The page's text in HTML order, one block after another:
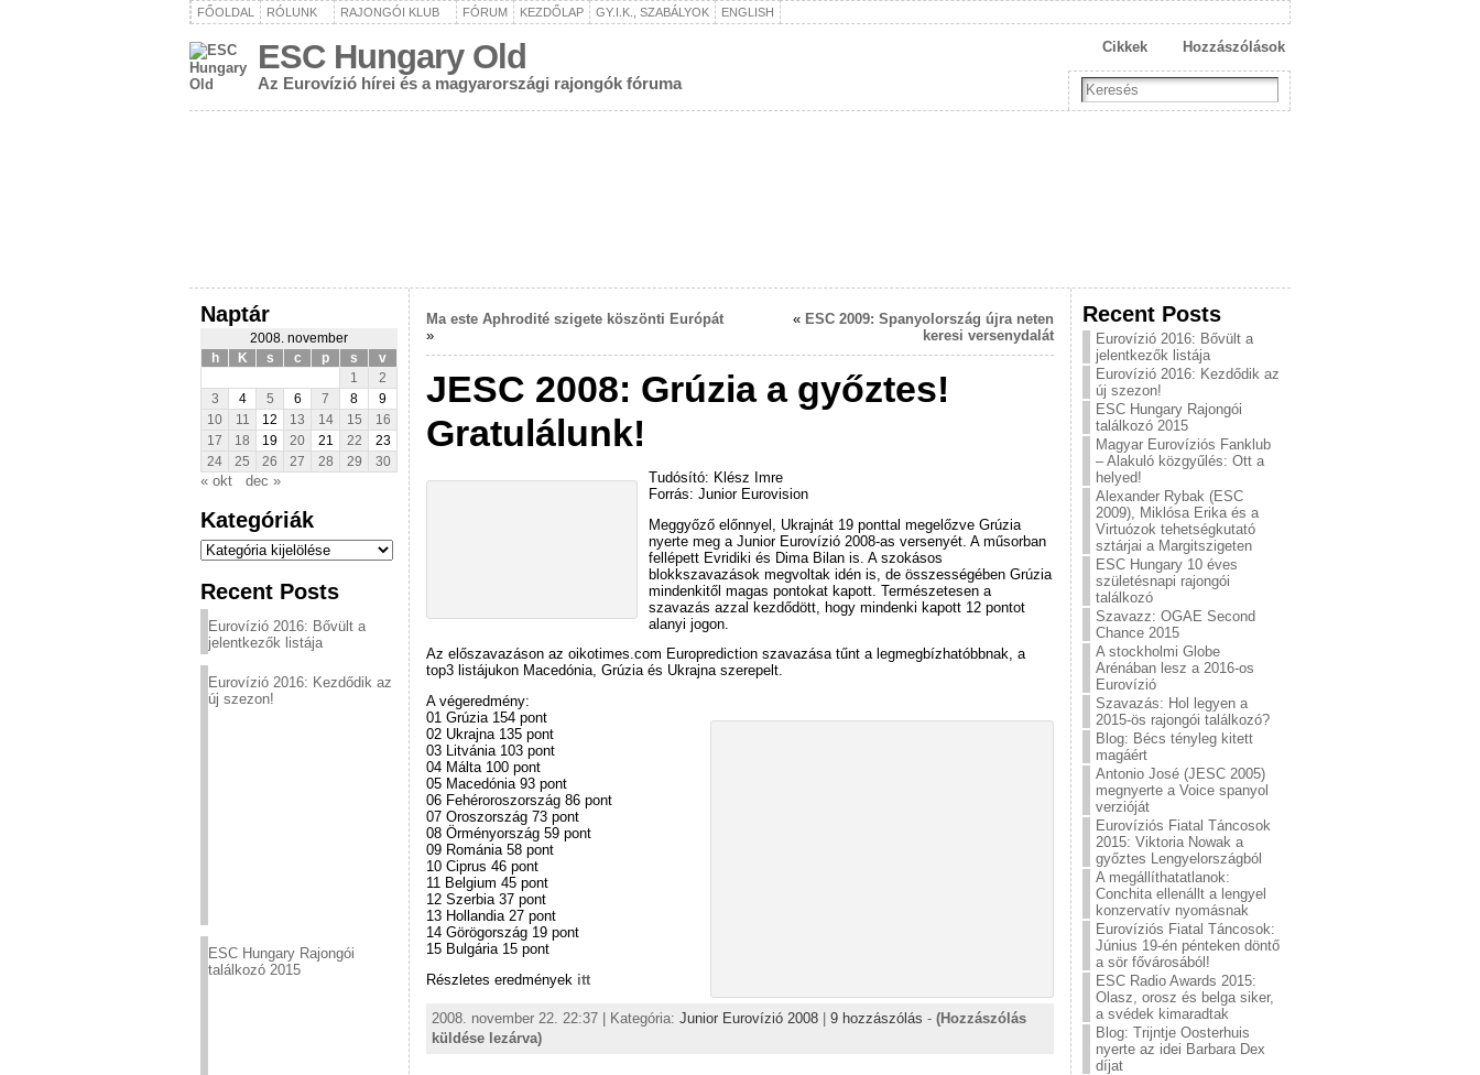
FŐOLDAL RÓLUNK RAJONGÓI KLUB FÓRUM KEZDŐLAP GY.I.K., SZABÁLYOK ENGLISH
ESC Hungary Old
Az Eurovízió hírei és a magyarországi rajongók fóruma
Hozzászólások
Cikkek
Naptár
2008. november
h
K s c p s
v
1
2
3
4 5 6 7 8
9
10
11 12 13 14 15
16
17
18 19 20 21 22
23
24
25 26 27 28 29 30
« okt dec »
Kategóriák
Kategóriák
Recent Posts
Eurovízió 2016: Bővült a
jelentkezők listája
Eurovízió 2016: Kezdődik az
új szezon!
ESC Hungary Rajongói
találkozó 2015
Ma este Aphrodité szigete köszönti Európát
»
« ESC 2009: Spanyolország újra neten
keresi versenydalát
JESC 2008: Grúzia a győztes!
Gratulálunk!
Tudósító: Klész Imre
Forrás: Junior Eurovision
Meggyőző előnnyel, Ukrajnát 19 ponttal megelőzve Grúzia
nyerte meg a Junior Eurovízió 2008-as versenyét. A műsorban
fellépett Evridiki és Dima Bilan is. A szokásos
blokkszavazások megvoltak idén is, de összességében Grúzia
mindenkitől magas pontokat kapott. Természetesen a
szavazás azzal kezdődött, hogy mindenki kapott 12 pontot
alanyi jogon.
Az előszavazáson az oikotimes.com Europrediction szavazása tűnt a legmegbízhatóbbnak, a
top3 listájukon Macedónia, Grúzia és Ukrajna szerepelt.
A végeredmény:
01 Grúzia 154 pont
02 Ukrajna 135 pont
03 Litvánia 103 pont
04 Málta 100 pont
05 Macedónia 93 pont
06 Fehéroroszország 86 pont
07 Oroszország 73 pont
08 Örményország 59 pont
09 Románia 58 pont
10 Ciprus 46 pont
11 Belgium 45 pont
12 Szerbia 37 pont
13 Hollandia 27 pont
14 Görögország 19 pont
15 Bulgária 15 pont
Részletes eredmények itt
2008. november 22. 22:37 | Kategória: Junior Eurovízió 2008 9 hozzászólás - (Hozzászólás
küldése lezárva)
Recent Posts
Eurovízió 2016: Bővült a
jelentkezők listája
Eurovízió 2016: Kezdődik az
új szezon!
ESC Hungary Rajongói
találkozó 2015
Magyar Eurovíziós Fanklub
– Alakuló közgyűlés: Ott a
helyed!
Alexander Rybak (ESC
2009), Miklósa Erika és a
Virtuózok tehetségkutató
sztárjai a Margitszigeten
ESC Hungary 10 éves
születésnapi rajongói
találkozó
Szavazz: OGAE Second
Chance 2015
A stockholmi Globe
Arénában lesz a 2016-os
Eurovízió
Szavazás: Hol legyen a
2015-ös rajongói találkozó?
Blog: Bécs tényleg kitett
magáért
Antonio José (JESC 2005)
megnyerte a Voice spanyol
verzióját
Eurovíziós Fiatal Táncosok
2015: Viktoria Nowak a
győztes Lengyelországból
A megállíthatatlanok:
Conchita ellenállt a lengyel
konzervatív nyomásnak
Eurovíziós Fiatal Táncosok:
Június 19-én pénteken döntő
a sör fővárosából!
ESC Radio Awards 2015:
Olasz, orosz és belga siker,
a svédek kimaradtak
Blog: Trijntje Oosterhuis
nyerte az idei Barbara Dex
díjat